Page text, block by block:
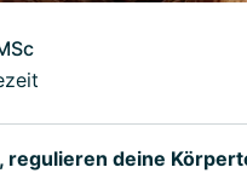
regulieren deine